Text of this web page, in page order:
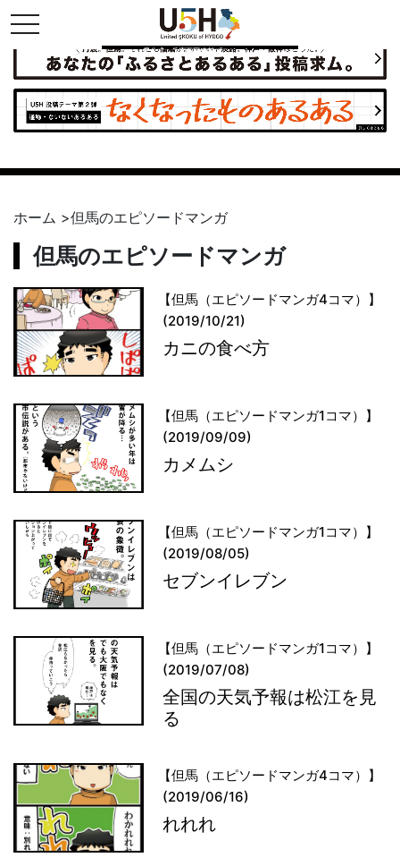
toggle navigation
県公式・兵庫五国連邦プロジェクト
ホーム >但馬のエピソードマンガ
但馬のエピソードマンガ
【但馬（エピソードマンガ4コマ）】
(2019/10/21)
カニの食べ方
【但馬（エピソードマンガ1コマ）】
(2019/09/09)
カメムシ
【但馬（エピソードマンガ1コマ）】
(2019/08/05)
セブンイレブン
【但馬（エピソードマンガ1コマ）】
(2019/07/08)
全国の天気予報は松江を見
る
【但馬（エピソードマンガ4コマ）】
(2019/06/16)
れれれ